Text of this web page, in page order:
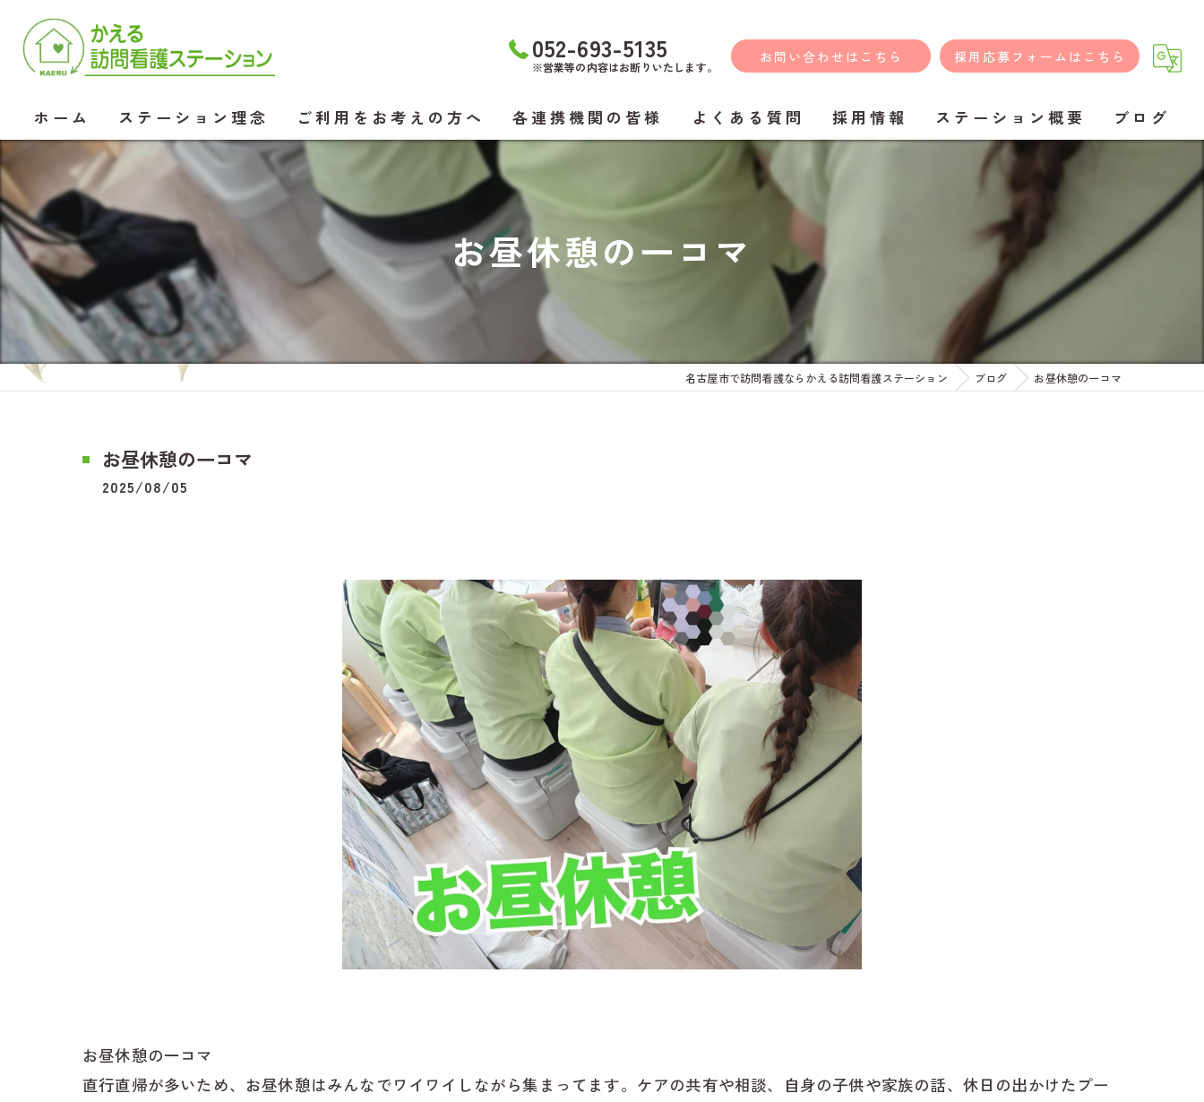
052-693-5135
※営業等の内容はお断りいたします。
お問い合わせはこちら 採用応募フォームはこちら
ホーム ステーション理念 ご利用をお考えの方へ 各連携機関の皆様 よくある質問 採用情報 ステーション概要 ブログ
お昼休憩の一コマ
名古屋市で訪問看護ならかえる訪問看護ステーション ブログ お昼休憩の一コマ
お昼休憩の一コマ
2025/08/05
お昼休憩の一コマ
直行直帰が多いため、お昼休憩はみんなでワイワイしながら集まってます。ケアの共有や相談、自身の子供や家族の話、休日の出かけたプー